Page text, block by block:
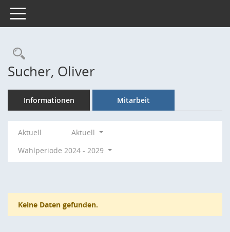
Toggle navigation
Rechercheauswahl
Sucher, Oliver
Informationen Mitarbeit
Aktuell
Aktuell
Wahlperiode 2024 - 2029
Keine Daten gefunden.